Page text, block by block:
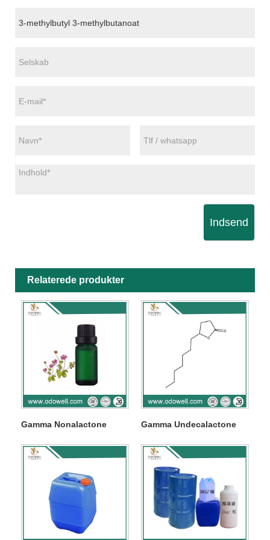
Indsend
Relaterede produkter
Gamma Nonalactone Gamma Undecalactone